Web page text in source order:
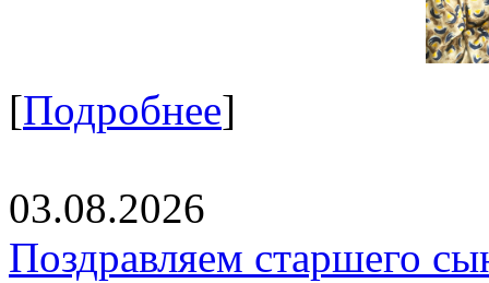
[Подробнее]
03.08.2026
Поздравляем старшего